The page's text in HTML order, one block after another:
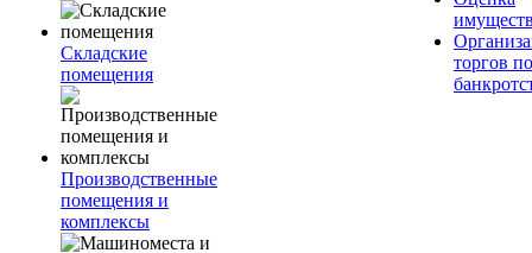
Складские
помещения
Производственные
помещения и
комплексы
торгов по